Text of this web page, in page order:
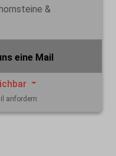
&
eine Mail
anfordern